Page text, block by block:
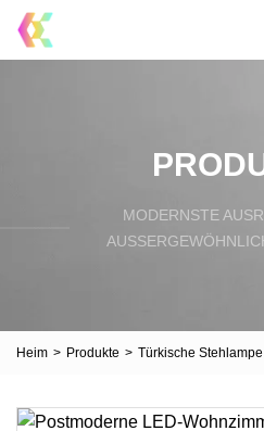
MODERNSTE
Heim > Produkte > Türkische Stehlampe